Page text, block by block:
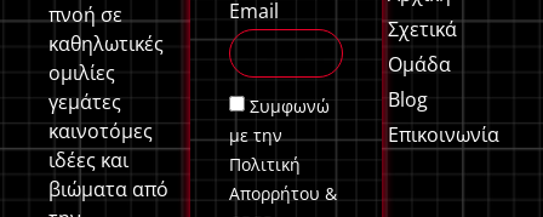
πνοή σε
καθηλωτικές
ομιλίες
γεμάτες
καινοτόμες
ιδέες και
βιώματα από
Σχετικά
Ομάδα
Blog
Επικοινωνία
Email
Συμφωνώ
με την
Πολιτική
Απορρήτου &